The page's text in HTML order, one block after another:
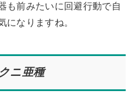
も前みたいに回避行動で自
になりますね。
ニ亜種